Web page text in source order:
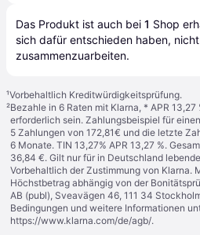
Das Produkt ist auch bei 1 Shop
sich dafür entschieden haben,
zusammenzuarbeiten.
¹Vorbehaltlich Kreditwürdigkeitsprüfung.
²Bezahle in 6 Raten mit Klarna, * APR 13,27
erforderlich sein. Zahlungsbeispiel für
5 Zahlungen von 172,81€ und die letzte
6 Monate. TIN 13,27% APR 13,27 %.
36,84 €. Gilt nur für in Deutschland
Vorbehaltlich der Zustimmung von Klarna.
Höchstbetrag abhängig von der
AB (publ), Sveavägen 46, 111 34
Bedingungen und weitere Informationen
https://www.klarna.com/de/agb/.